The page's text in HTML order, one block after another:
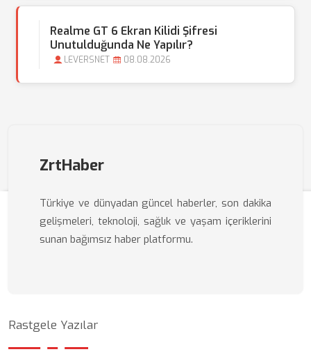
Realme GT 6 Ekran Kilidi Şifresi
Unutulduğunda Ne Yapılır?
LEVERSNET 08.08.2026
ZrtHaber
Türkiye ve dünyadan güncel haberler, son dakika
gelişmeleri, teknoloji, sağlık ve yaşam içeriklerini
sunan bağımsız haber platformu.
Rastgele Yazılar